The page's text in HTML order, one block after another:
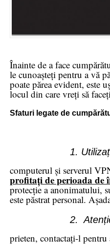
Înainte de a face
le cunoașteți pentru a vă
poate părea evident, este
locul din care vreți să
Sfaturi legate de
1.
computerul și serverul
profitați de perioada de
protecție a anonimatului,
este păstrat personal.
2.
prieten, contactați-l